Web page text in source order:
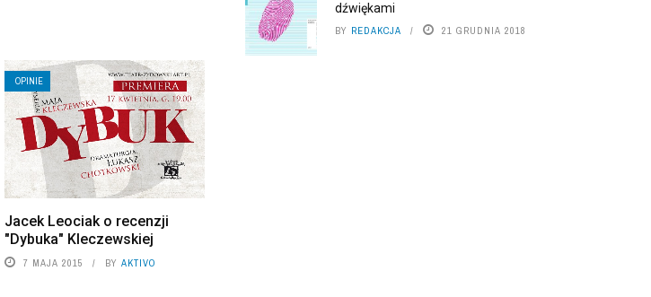
OPINIE
Jacek Leociak o recenzji
"Dybuka" Kleczewskiej
7 MAJA 2015 BY AKTIVO
dźwiękami
BY REDAKCJA 21 GRUDNIA 2018